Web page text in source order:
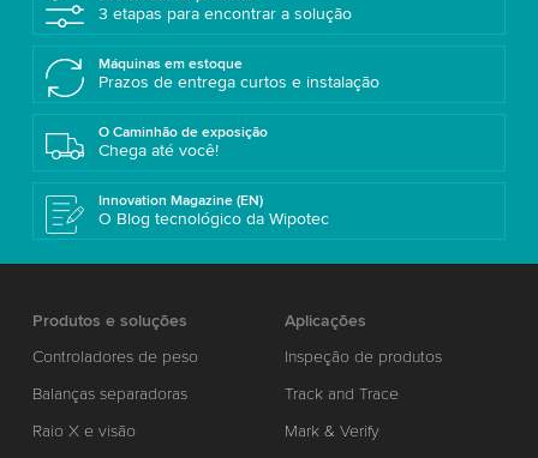
3 etapas para encontrar a solução
Máquinas em estoque
Prazos de entrega curtos e instalação
O Caminhão de exposição
Chega até você!
Innovation Magazine (EN)
O Blog tecnológico da Wipotec
Produtos e soluções
Controladores de peso
Balanças separadoras
Raio X e visão
Aplicações
Inspeção de produtos
Track and Trace
Mark & Verify